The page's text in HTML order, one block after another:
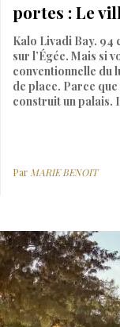
portes : Le
Kalo Livadi Bay. 94
sur l’Égée. Mais si
conventionnelle du
de place. Parce
construit un palais.
Par MARIE BENOIT